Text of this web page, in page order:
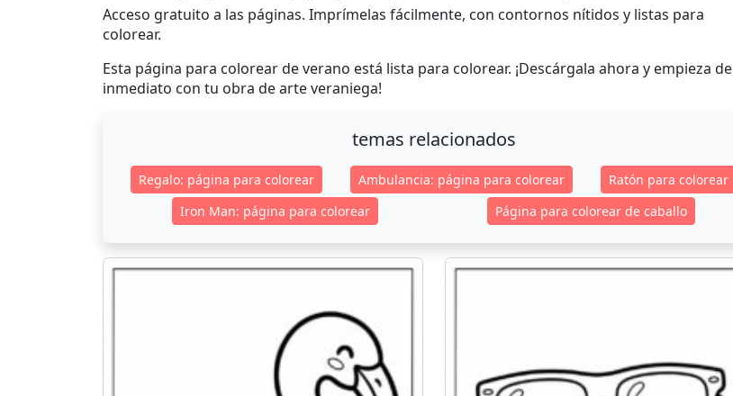
Acceso gratuito a las páginas. Imprímelas fácilmente, con contornos nítidos y listas para
colorear.
Esta página para colorear de verano está lista para colorear. ¡Descárgala ahora y empieza de
inmediato con tu obra de arte veraniega!
temas relacionados
Regalo: página para colorear Ambulancia: página para colorear
Ratón para colorear
Iron Man: página para colorear
Página para colorear de caballo